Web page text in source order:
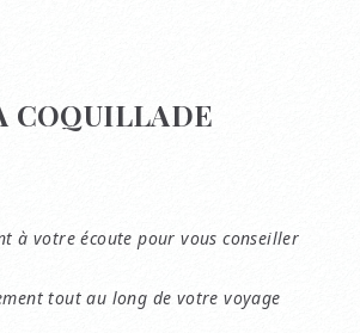
COQUILLADE
à votre écoute pour vous conseiller
tout au long de votre voyage